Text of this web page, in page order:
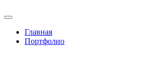
Главная
Портфолио